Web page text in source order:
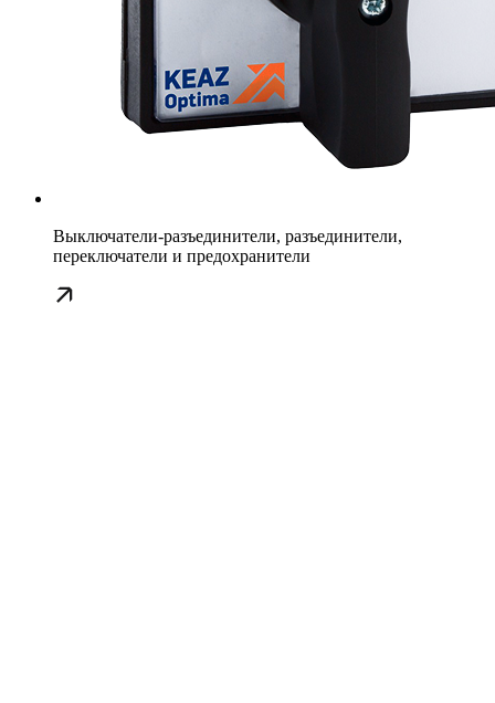
Выключатели-разъединители, разъединители,
переключатели и предохранители